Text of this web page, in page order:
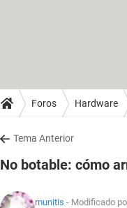
Foros Hardware
Tema Anterior
No botable: cómo
munitis - Modificado